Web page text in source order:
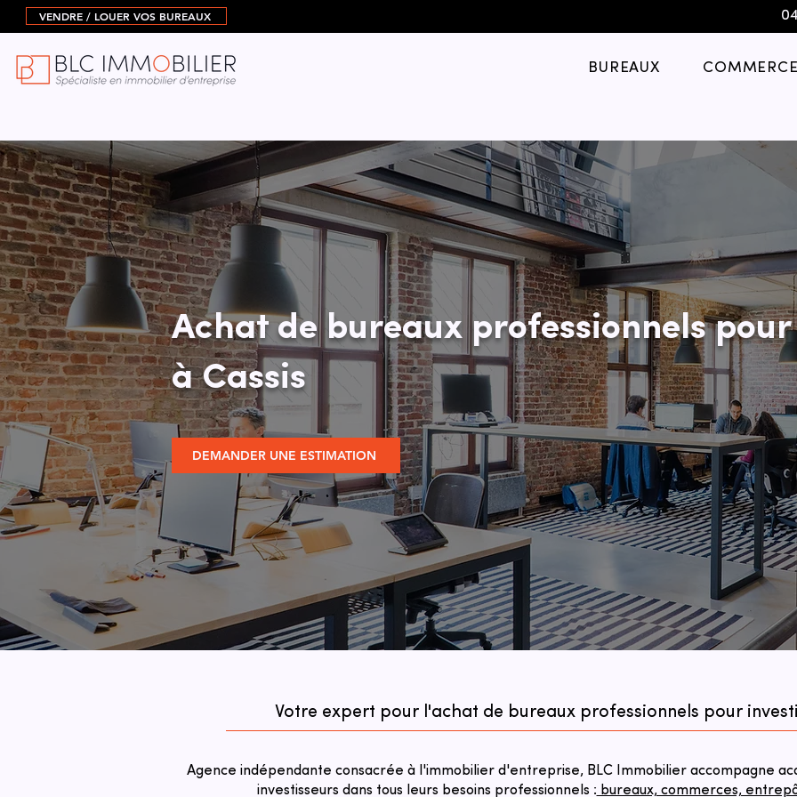
VENDRE / LOUER VOS BUREAUX
BUREAUX
Achat de bureaux professionnels
à Cassis
DEMANDER UNE ESTIMATION
Votre expert pour l'achat de bureaux professionnels pour
Agence indépendante consacrée à l'immobilier d'entreprise, BLC Immobilier accompagne
investisseurs dans tous leurs besoins professionnels : bureaux, commerces,